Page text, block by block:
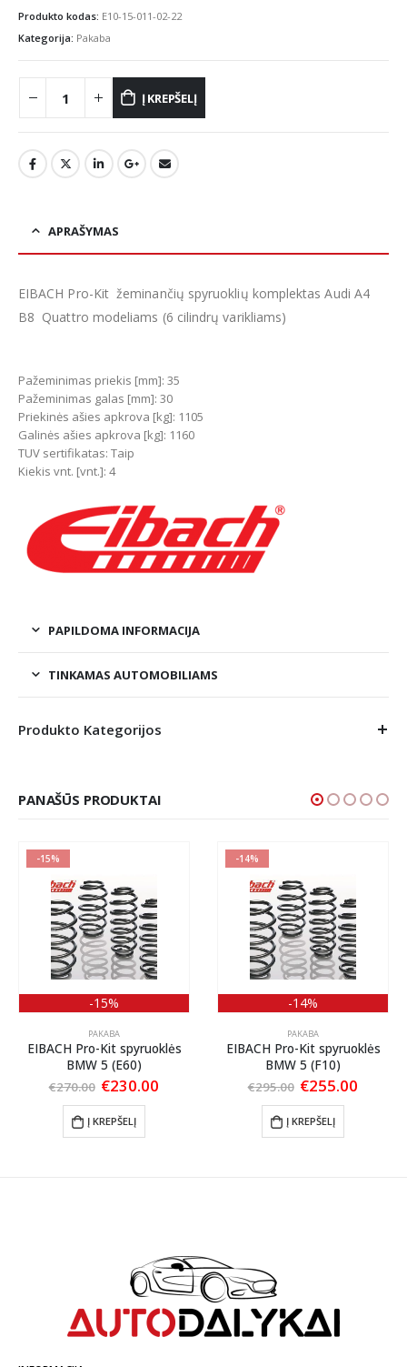
was:
€245.00.
is:
Produkto kodas: E10-15-011-02-22
Kategorija: Pakaba
Į KREPŠELĮ
APRAŠYMAS
EIBACH Pro-Kit žeminančių spyruoklių komplektas Audi A4
B8 Quattro modeliams (6 cilindrų varikliams)
Pažeminimas priekis [mm]: 35
Pažeminimas galas [mm]: 30
Priekinės ašies apkrova [kg]: 1105
Galinės ašies apkrova [kg]: 1160
TUV sertifikatas: Taip
Kiekis vnt. [vnt.]: 4
PAPILDOMA INFORMACIJA
TINKAMAS AUTOMOBILIAMS
Produkto Kategorijos
PANAŠŪS PRODUKTAI
-15%
-15%
PAKABA
EIBACH Pro-Kit spyruoklės
BMW 5 (E60)
€270.00 Original
was:
€270.00.
€230.00
Į KREPŠELĮ
-14%
-14%
PAKABA
EIBACH Pro-Kit spyruoklės
BMW 5 (F10)
€295.00 Original
was:
€295.00.
€255.00
Į KREPŠELĮ